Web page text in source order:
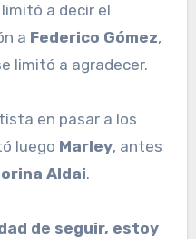
a decir el
a Federico Gómez,
limitó a agradecer.
luego Marley, antes
Aldai.